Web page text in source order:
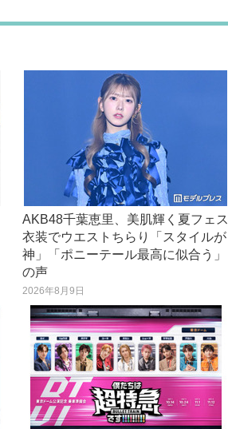
AKB48千葉恵里、美肌輝く夏フェス
衣装でウエストちらり「スタイルが
神」「ポニーテール最高に似合う」
の声
2026年8月9日